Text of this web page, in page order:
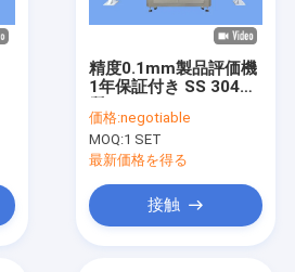
精度0.1mm製品評価機
1年保証付き SS 304材
価格:negotiable
MOQ:1 SET
最新価格を得る
接触